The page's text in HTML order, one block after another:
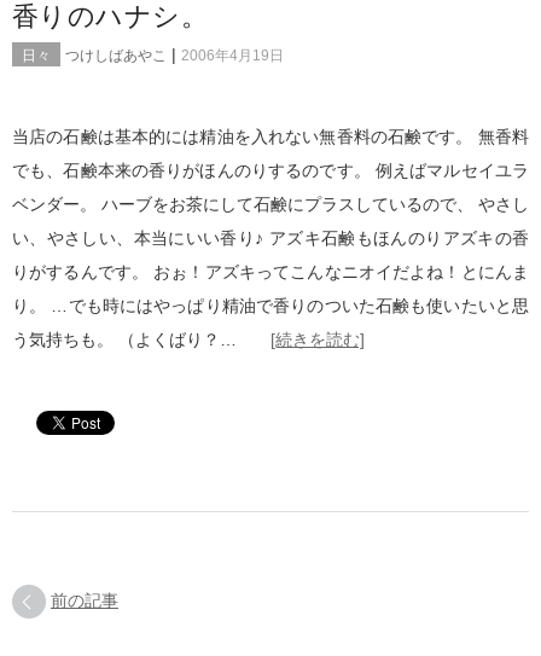
香りのハナシ。
日々 つけしばあやこ | 2006年4月19日
当店の石鹸は基本的には精油を入れない無香料の石鹸です。 無香料
でも、石鹸本来の香りがほんのりするのです。 例えばマルセイユラ
ベンダー。 ハーブをお茶にして石鹸にプラスしているので、 やさし
い、やさしい、本当にいい香り♪ アズキ石鹸もほんのりアズキの香
りがするんです。 おぉ！アズキってこんなニオイだよね！とにんま
り。 …でも時にはやっぱり精油で香りのついた石鹸も使いたいと思
う気持ちも。 （よくばり？… [続きを読む]
前の記事